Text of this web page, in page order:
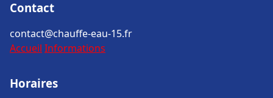
Contact
contact@chauffe-eau-15.fr
Accueil Informations
Horaires